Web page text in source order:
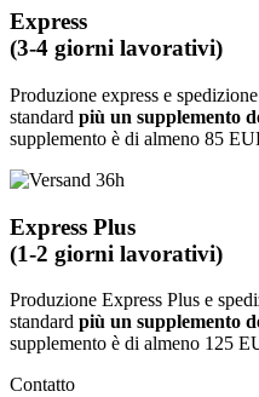
Express
(3-4 giorni lavorativi)
Produzione express e
standard più un supplemento
supplemento è di almeno 85
Express Plus
(1-2 giorni lavorativi)
Produzione Express Plus e
standard più un supplemento
supplemento è di almeno 125
Contatto